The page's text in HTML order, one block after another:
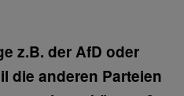
z.B. der AfD oder
die anderen Parteien